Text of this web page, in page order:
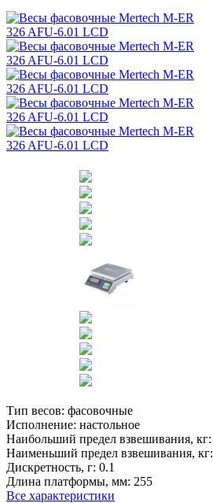
Тип весов: фасовочные
Исполнение: настольное
Наибольший предел взвешивания, кг:
Наименьший предел взвешивания, кг:
Дискретность, г: 0.1
Длина платформы, мм: 255
Все характеристики